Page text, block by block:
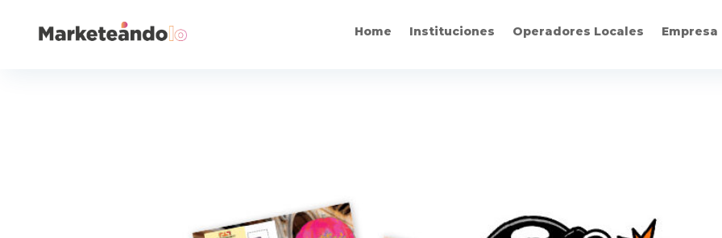
Home Instituciones Operadores Locales